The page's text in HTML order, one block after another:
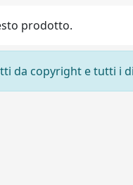
prodotto.
da copyright e tutti i